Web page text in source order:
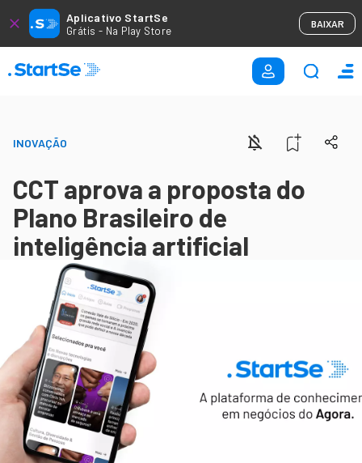
Aplicativo StartSe
Grátis - Na Play Store
BAIXAR
INOVAÇÃO
CCT aprova a proposta do
Plano Brasileiro de
inteligência artificial